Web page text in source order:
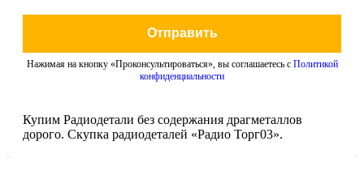
Отправить
Нажимая на кнопку «Проконсультироваться», вы соглашаетесь с Политикой
конфиденциальности
Купим Радиодетали без содержания драгметаллов
дорого. Скупка радиодеталей «Радио Торг03».